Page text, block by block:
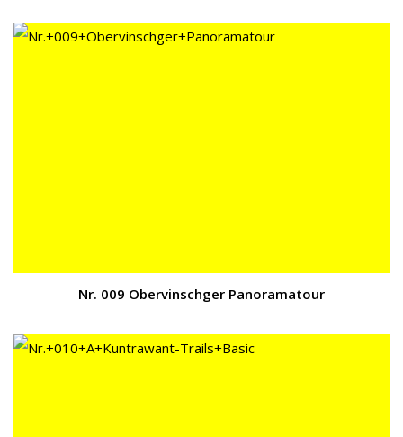
Nr. 009 Obervinschger Panoramatour